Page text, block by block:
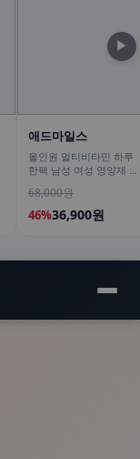
애드마일스
올인원 멀티비타민 하루
한팩 남성 여성 영양제 오
68,000원
46%36,900원
▶